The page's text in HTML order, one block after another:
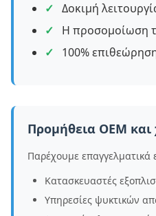
Δοκιμή
Η προσομοίωση
100%
Προμήθεια OEM και
Παρέχουμε επαγγελματικά
Κατασκευαστές
Υπηρεσίες ψυκτικών